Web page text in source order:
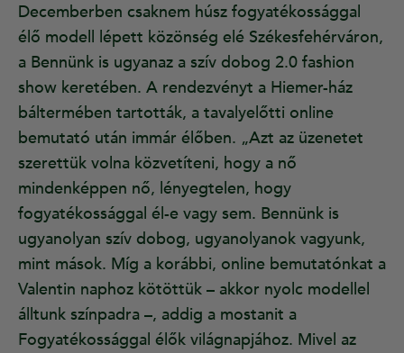
Decemberben csaknem húsz fogyatékossággal
élő modell lépett közönség elé Székesfehérváron,
a Bennünk is ugyanaz a szív dobog 2.0 fashion
show keretében. A rendezvényt a Hiemer-ház
báltermében tartották, a tavalyelőtti online
bemutató után immár élőben. „Azt az üzenetet
szerettük volna közvetíteni, hogy a nő
mindenképpen nő, lényegtelen, hogy
fogyatékossággal él-e vagy sem. Bennünk is
ugyanolyan szív dobog, ugyanolyanok vagyunk,
mint mások. Míg a korábbi, online bemutatónkat a
Valentin naphoz kötöttük – akkor nyolc modellel
álltunk színpadra –, addig a mostanit a
Fogyatékossággal élők világnapjához. Mivel az